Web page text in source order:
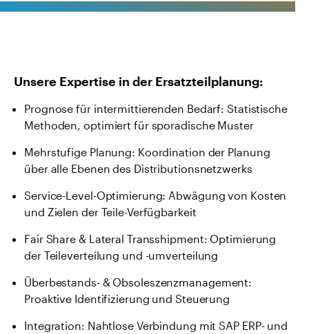
Unsere Expertise in der Ersatzteilplanung:
Prognose für intermittierenden Bedarf: Statistische
Methoden, optimiert für sporadische Muster
Mehrstufige Planung: Koordination der Planung
über alle Ebenen des Distributionsnetzwerks
Service-Level-Optimierung: Abwägung von Kosten
und Zielen der Teile-Verfügbarkeit
Fair Share & Lateral Transshipment: Optimierung
der Teileverteilung und -umverteilung
Überbestands- & Obsoleszenzmanagement:
Proaktive Identifizierung und Steuerung
Integration: Nahtlose Verbindung mit SAP ERP- und